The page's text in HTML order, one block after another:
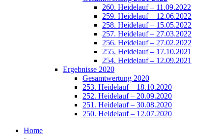
260. Heidelauf – 11.09.2022
259. Heidelauf – 12.06.2022
258. Heidelauf – 15.05.2022
257. Heidelauf – 27.03.2022
256. Heidelauf – 27.02.2022
255. Heidelauf – 17.10.2021
254. Heidelauf – 12.09.2021
Ergebnisse 2020
Gesamtwertung 2020
253. Heidelauf – 18.10.2020
252. Heidelauf – 20.09.2020
251. Heidelauf – 30.08.2020
250. Heidelauf – 12.07.2020
Home